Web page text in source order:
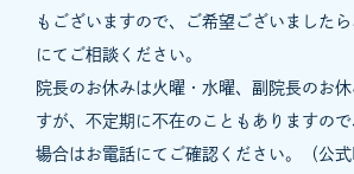
もございますので、ご希望ございました
にてご相談ください。
院長のお休みは火曜・水曜、副院長のお
すが、不定期に不在のこともありますの
場合はお電話にてご確認ください。（公